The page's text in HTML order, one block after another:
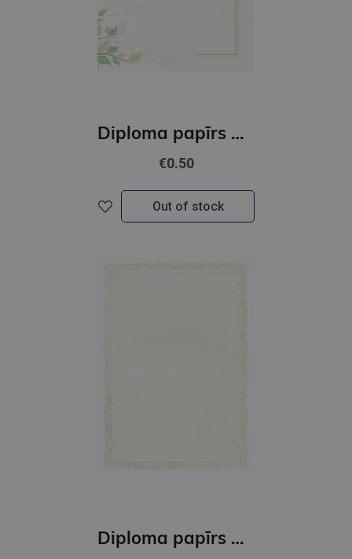
Diploma papīrs A4 Green GNP
€0.50
Out of stock
Diploma papīrs A4 Maori B GNP